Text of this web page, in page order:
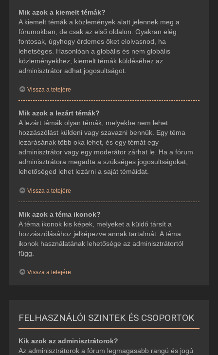
Mik azok a kiemelt témák?
A kiemelt témák a közlemények alatt jelennek meg a
fórumokban, de csak az első oldalon. Gyakran elég
fontosak, úgyhogy érdemes őket elolvasnod, ha
lehetséges. Hasonlóan a globális és nem globális
közleményekhez, kiemelt témák küldéséhez az
adminisztrátor adhat jogosultságot.
Vissza a tetejére
Mik azok a lezárt témák?
A lezárt témák olyan témák, melyekbe nem lehet
hozzászólást küldeni vagy szavazni bennük. Egy téma
lezárásának több oka lehet, és egy témát egy
adminisztrátor vagy egy moderátor zárhat le. Ha a fórum
adminisztrátora megadta a szükséges jogosultságokat,
lehetőséged lehet lezárni a saját témáidat.
Vissza a tetejére
Mik azok a téma ikonok?
A téma ikonok kis képek, melyeket a küldő társít a
hozzászólásához jelképezve annak tartalmát. A téma
ikonok használatának lehetősége az adminisztrátortól
függ.
Vissza a tetejére
FELHASZNÁLÓI SZINTEK ÉS CSOPORTOK
Kik azok az adminisztrátorok?
Az adminisztrátorok a fórum legmagasabb rangú és jogú